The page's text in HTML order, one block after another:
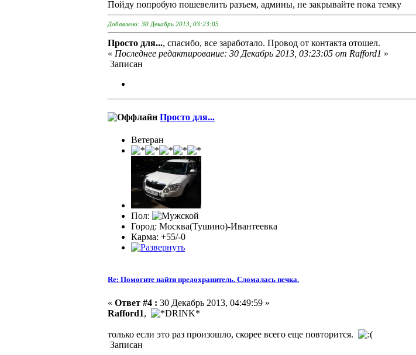
Пойду попробую пошевелить разъем, админы, не закрывайте пока темку
Добавлено: 30 Декабрь 2013, 03:23:05
Просто для..., спасибо, все заработало. Провод от контакта отошел.
« Последнее редактирование: 30 Декабрь 2013, 03:23:05 от Rafford1 »
Записан
Просто для...
Ветеран
Пол:
Город: Москва(Тушино)-Ивантеевка
Карма: +55/-0
Re: Помогите найти предохранитель. Сломалась печка.
« Ответ #4 : 30 Декабрь 2013, 04:49:59 »
Rafford1,
только если это раз произошло, скорее всего еще повторится.
Записан